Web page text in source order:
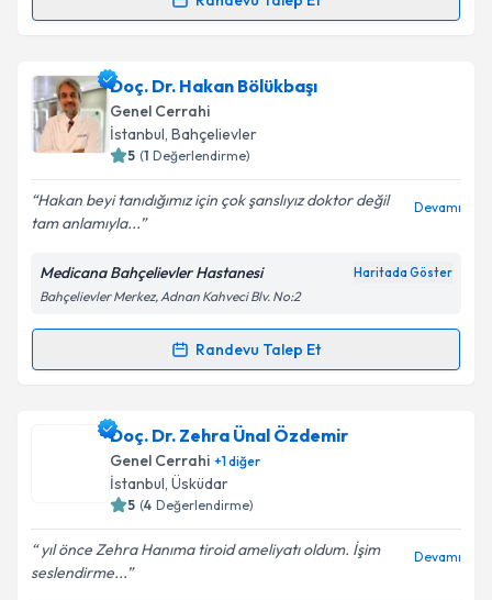
Randevu Takvimi Talebi
Prof. Dr. H. Hilal Ünal için randevu takvimi talebi
oluşturun. Size bu uzmandan randevu almanız için bir
takvim hazırlandığında e-posta ile bilgilendireceğiz.
Kişisel verilerimin işlenmesine ilişkin
Aydınlatma
Metni'ni okudum ve kişisel verilerimin belirtilen
kapsamda işlenmesini kabul ediyorum.
Doç. Dr. Hakan Bölükbaşı
Genel Cerrahi
İstanbul, Bahçelievler
5 (1 Değerlendirme)
Hakan beyi tanıdığımız için çok şanslıyız doktor değil
tam anlamıyla...
Devamı
Medicana Bahçelievler Hastanesi Haritada Göster
Bahçelievler Merkez, Adnan Kahveci Blv. No:2
Randevu Talep Et
Randevu Takvimi Talebi
Doç. Dr. Hakan Bölükbaşıiçin randevu takvimi talebi
oluşturun. Size bu uzmandan randevu almanız için bir
takvim hazırlandığında e-posta ile bilgilendireceğiz.
Doç. Dr. Zehra Ünal Özdemir
Genel Cerrahi +1diğer
İstanbul, Üsküdar
5 (4 Değerlendirme)
yıl önce Zehra Hanıma tiroid ameliyatı oldum. İşim
seslendirme...
Devamı